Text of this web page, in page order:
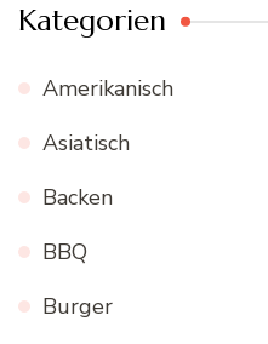
Kategorien
Amerikanisch
Asiatisch
Backen
BBQ
Burger